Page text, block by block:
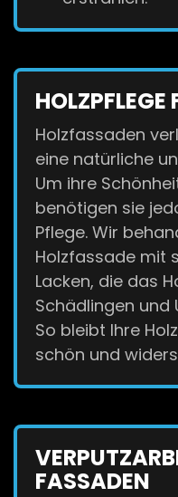
HOLZPFLEGE
Holzfassaden
eine natürliche
Um ihre
benötigen sie
Pflege. Wir
Holzfassade mit
Lacken, die das
Schädlingen und
So bleibt Ihre
schön und
FASSADEN